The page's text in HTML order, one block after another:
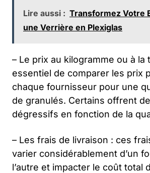
Lire aussi : Transformez Votre
une Verrière en Plexiglas
– Le prix au kilogramme ou à la
essentiel de comparer les prix
chaque fournisseur pour une
de granulés. Certains offrent
dégressifs en fonction de la
– Les frais de livraison : ces
varier considérablement d’un
l’autre et impacter le coût total